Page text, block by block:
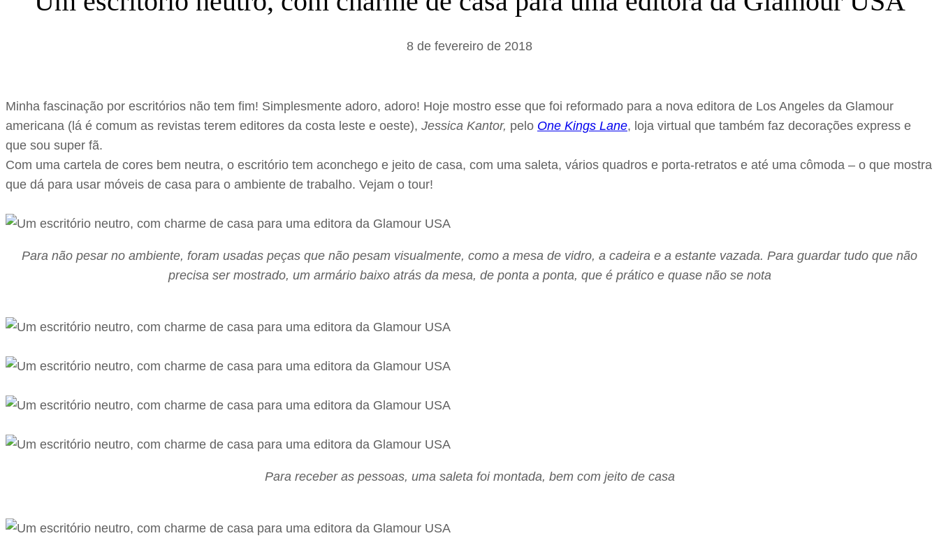
a
8 de fevereiro de 2018
Minha fascinação por escritórios não tem fim! Simplesmente adoro, adoro! Hoje mostro esse que foi reformado para a nova editora de Los Angeles da Glamour
americana (lá é comum as revistas terem editores da costa leste e oeste), Jessica Kantor, pelo One Kings Lane, loja virtual que também faz decorações express e
que sou super fã.
Com uma cartela de cores bem neutra, o escritório tem aconchego e jeito de casa, com uma saleta, vários quadros e porta-retratos e até uma cômoda – o que mostra
que dá para usar móveis de casa para o ambiente de trabalho. Vejam o tour!
Para não pesar no ambiente, foram usadas peças que não pesam visualmente, como a mesa de vidro, a cadeira e a estante vazada. Para guardar tudo que não
precisa ser mostrado, um armário baixo atrás da mesa, de ponta a ponta, que é prático e quase não se nota
Para receber as pessoas, uma saleta foi montada, bem com jeito de casa